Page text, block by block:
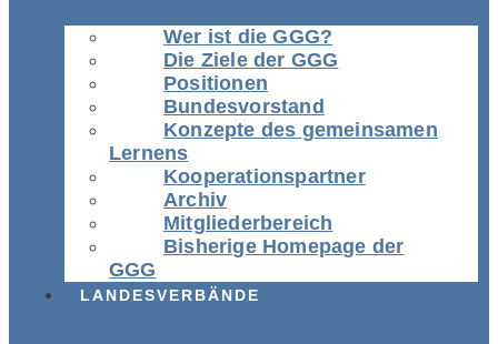
Wer ist die GGG?
Die Ziele der GGG
Positionen
Bundesvorstand
Konzepte des gemeinsamen
Lernens
Kooperationspartner
Archiv
Mitgliederbereich
Bisherige Homepage der
GGG
LANDESVERBÄNDE